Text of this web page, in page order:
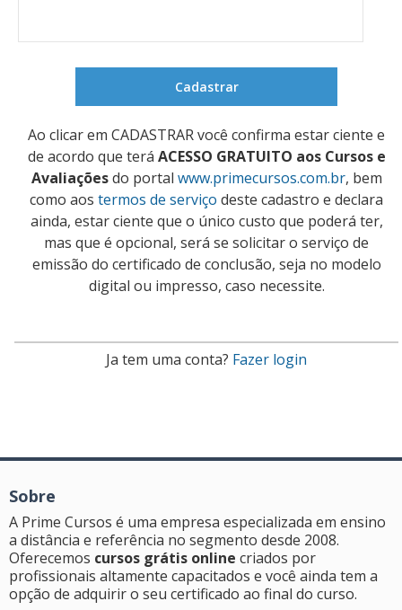
Ao clicar em CADASTRAR você confirma estar ciente e
de acordo que terá ACESSO GRATUITO aos Cursos e
Avaliaçõesdo portal www.primecursos.com.br, bem
como aos termos de serviço deste cadastro e declara
ainda, estar ciente que o único custo que poderá ter,
mas que é opcional, será se solicitar o serviço de
emissão do certificado de conclusão, seja no modelo
digital ou impresso, caso necessite.
Ja tem uma conta? Fazer login
Sobre
A Prime Cursos é uma empresa especializada em ensino
a distância e referência no segmento desde 2008.
Oferecemos cursos grátis online criados por
profissionais altamente capacitados e você ainda tem a
opção de adquirir o seu certificado ao final do curso.